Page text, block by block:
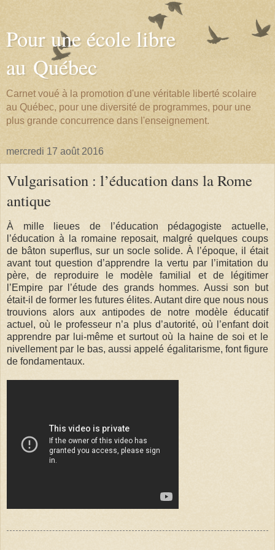
Pour une école libre
au Québec
Carnet voué à la promotion d'une véritable liberté scolaire
au Québec, pour une diversité de programmes, pour une
plus grande concurrence dans l'enseignement.
mercredi 17 août 2016
Vulgarisation : l’éducation dans la Rome
antique
À mille lieues de l’éducation pédagogiste actuelle,
l’éducation à la romaine reposait, malgré quelques coups
de bâton superflus, sur un socle solide. À l’époque, il était
avant tout question d’apprendre la vertu par l’imitation du
père, de reproduire le modèle familial et de légitimer
l’Empire par l’étude des grands hommes. Aussi son but
était-il de former les futures élites. Autant dire que nous nous
trouvions alors aux antipodes de notre modèle éducatif
actuel, où le professeur n’a plus d’autorité, où l’enfant doit
apprendre par lui-même et surtout où la haine de soi et le
nivellement par le bas, aussi appelé égalitarisme, font figure
de fondamentaux.